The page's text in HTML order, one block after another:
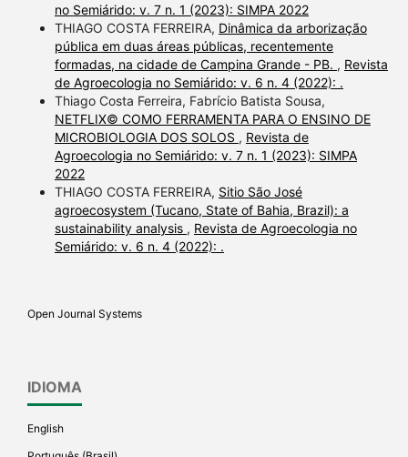
no Semiárido: v. 7 n. 1 (2023): SIMPA 2022
THIAGO COSTA FERREIRA, Dinâmica da arborização
pública em duas áreas públicas, recentemente
formadas, na cidade de Campina Grande - PB. , Revista
de Agroecologia no Semiárido: v. 6 n. 4 (2022): .
Thiago Costa Ferreira, Fabrício Batista Sousa,
NETFLIX© COMO FERRAMENTA PARA O ENSINO DE
MICROBIOLOGIA DOS SOLOS , Revista de
Agroecologia no Semiárido: v. 7 n. 1 (2023): SIMPA
2022
THIAGO COSTA FERREIRA, Sitio São José
agroecosystem (Tucano, State of Bahia, Brazil): a
sustainability analysis , Revista de Agroecologia no
Semiárido: v. 6 n. 4 (2022): .
Open Journal Systems
IDIOMA
English